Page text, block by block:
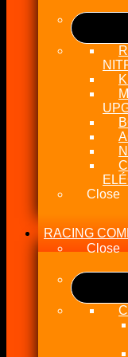
Close
RACING
Close